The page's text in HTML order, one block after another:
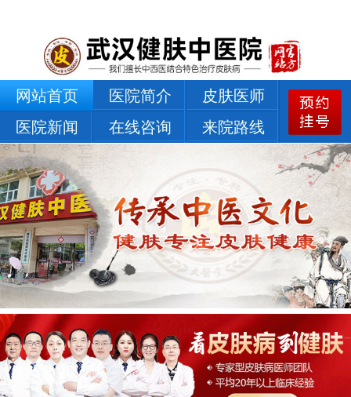
网站首页 医院简介
皮肤医师
医院新闻
在线咨询 来院路线